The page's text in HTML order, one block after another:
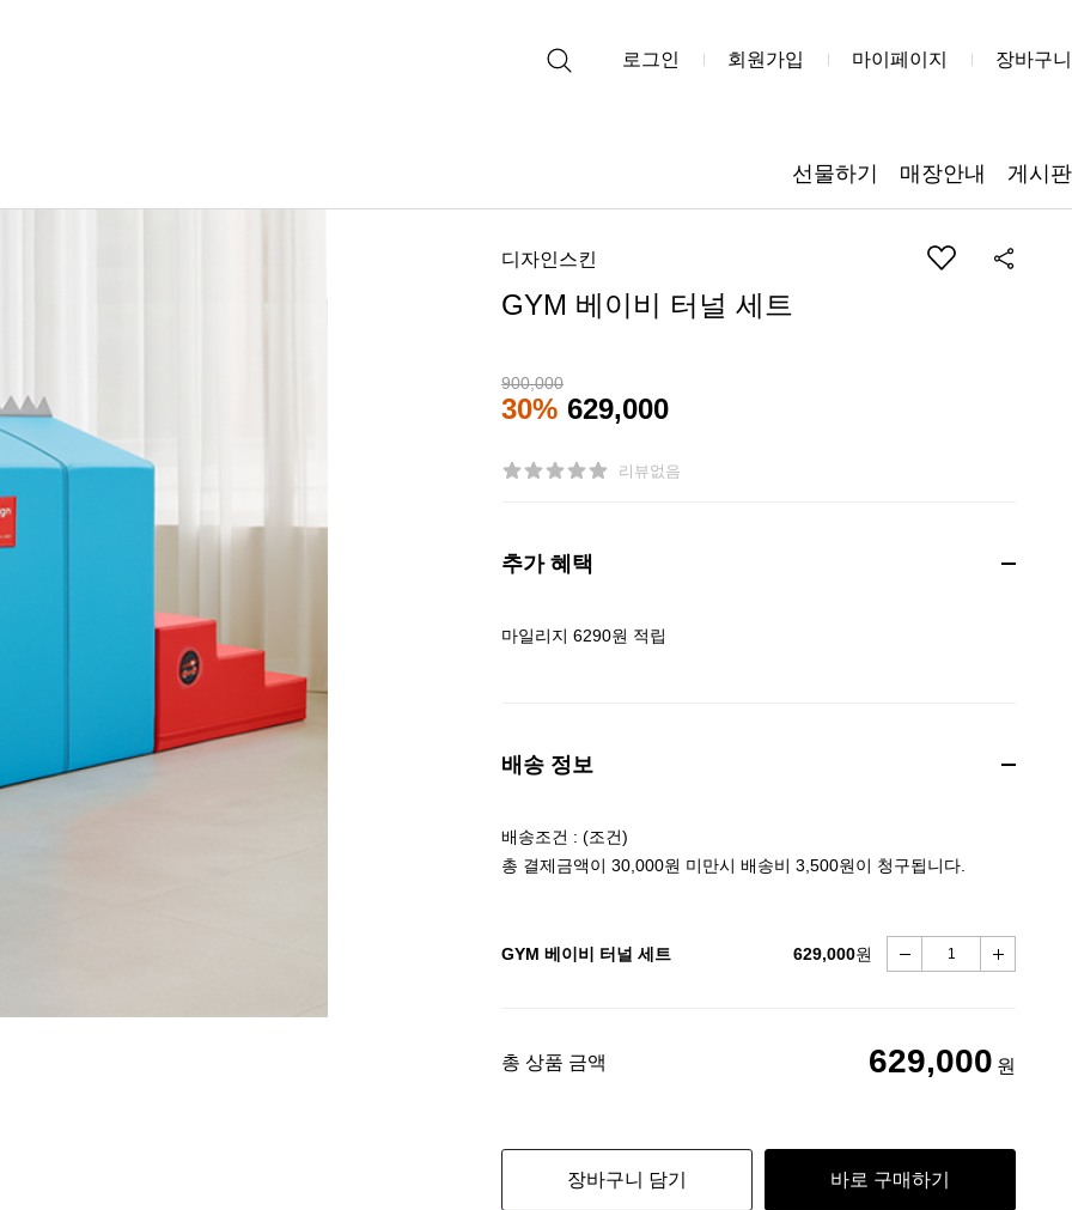
로그인 회원가입 마이페이지 장바구니
선물하기 매장안내 게시판
디자인스킨
GYM 베이비 터널 세트
900,000
30% 629,000
리뷰없음
추가 혜택
마일리지 6290원 적립
배송 정보
배송조건 : (조건)
총 결제금액이 30,000원 미만시 배송비 3,500원이 청구됩니다.
GYM 베이비 터널 세트 629,000원
총 상품 금액 629,000 원
장바구니 담기 바로 구매하기